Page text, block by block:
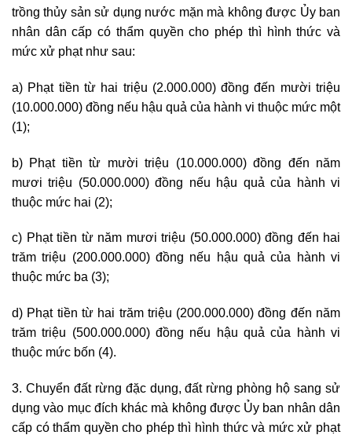
trồng thủy sản sử dụng nước mặn mà không được Ủy ban
nhân dân cấp có thẩm quyền cho phép thì hình thức và
mức xử phạt như sau:
a) Phạt tiền từ hai triệu (2.000.000) đồng đến mười triệu
(10.000.000) đồng nếu hậu quả của hành vi thuộc mức một
(1);
b) Phạt tiền từ mười triệu (10.000.000) đồng đến năm
mươi triệu (50.000.000) đồng nếu hậu quả của hành vi
thuộc mức hai (2);
c) Phạt tiền từ năm mươi triệu (50.000.000) đồng đến hai
trăm triệu (200.000.000) đồng nếu hậu quả của hành vi
thuộc mức ba (3);
d) Phạt tiền từ hai trăm triệu (200.000.000) đồng đến năm
trăm triệu (500.000.000) đồng nếu hậu quả của hành vi
thuộc mức bốn (4).
3. Chuyển đất rừng đặc dụng, đất rừng phòng hộ sang sử
dụng vào mục đích khác mà không được Ủy ban nhân dân
cấp có thẩm quyền cho phép thì hình thức và mức xử phạt